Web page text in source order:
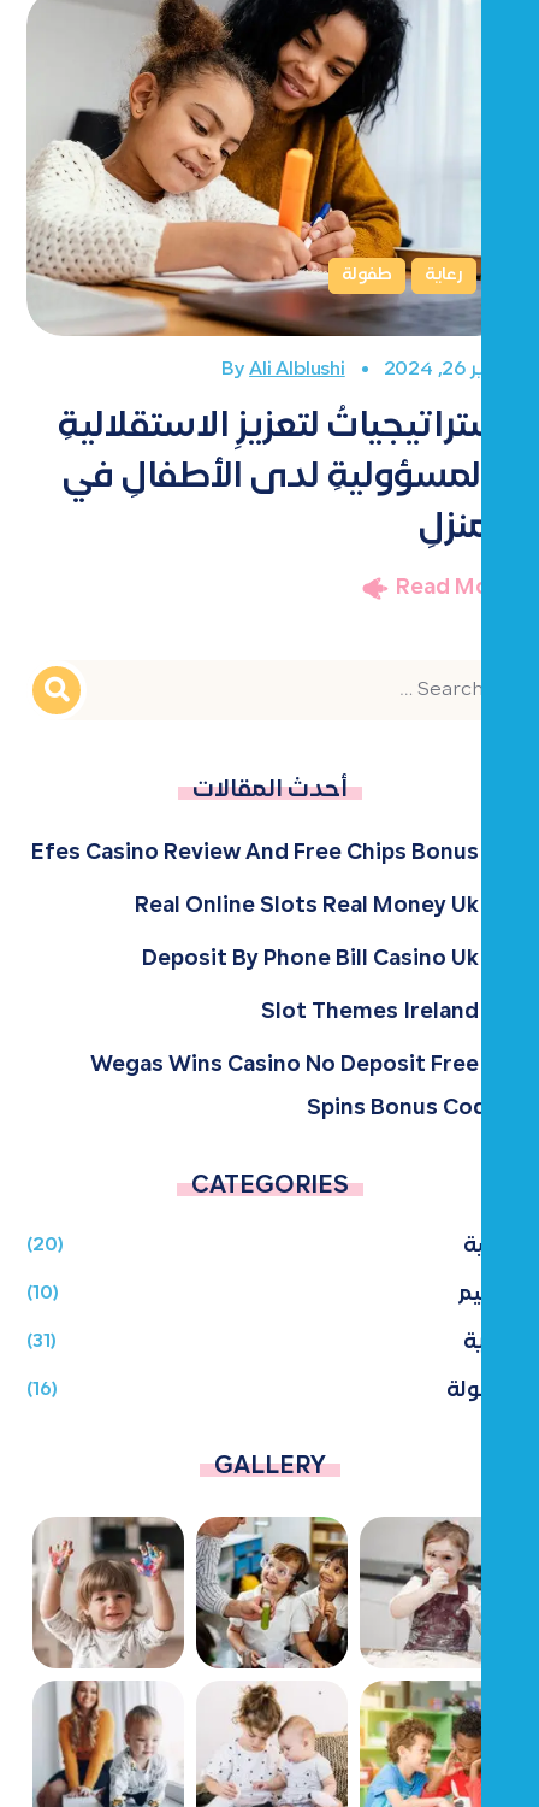
رعاية طفولة
فبراير 26, 2024 Ali Alblushi
استراتيجياتُ لتعزيزِ الاستقلاليةِ
والمسؤوليةِ لدى الأطفالِ في
المنزلِ
Read More
أحدث المقالات
Efes Casino Review And Free Chips Bonus
Real Online Slots Real Money Uk
Deposit By Phone Bill Casino Uk
Slot Themes Ireland
Wegas Wins Casino No Deposit Free
Spins Bonus Codes
CATEGORIES
تربية (20)
تعليم (10)
رعاية (31)
طفولة (16)
GALLERY